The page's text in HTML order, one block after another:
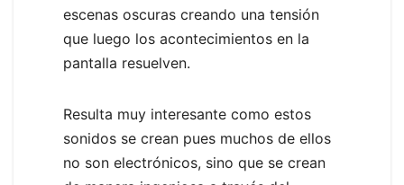
escenas oscuras creando una tensión
que luego los acontecimientos en la
pantalla resuelven.
Resulta muy interesante como estos
sonidos se crean pues muchos de ellos
no son electrónicos, sino que se crean